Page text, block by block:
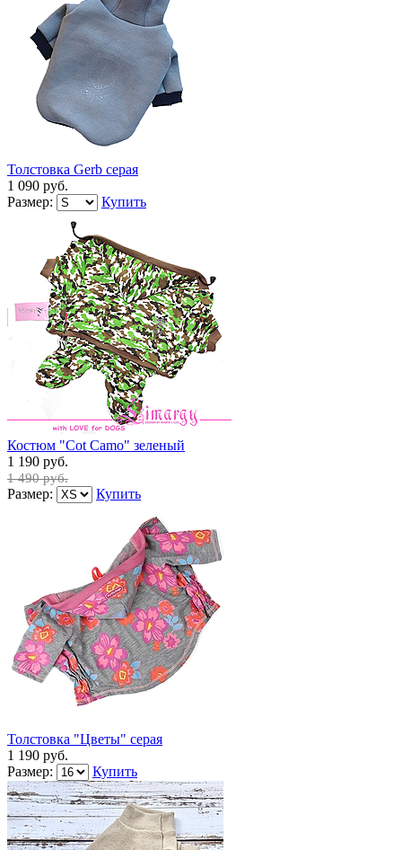
Толстовка Gerb серая
1 090 руб.
Размер:
Купить
Костюм "Cot Camo" зеленый
1 190 руб.
1 490 руб.
Размер: Купить
Толстовка "Цветы" серая
1 190 руб.
Размер:
Купить